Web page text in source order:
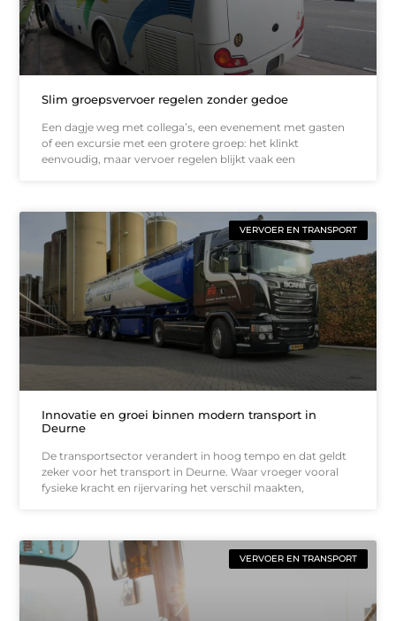
Slim groepsvervoer regelen zonder gedoe
Een dagje weg met collega’s, een evenement met gasten
of een excursie met een grotere groep: het klinkt
eenvoudig, maar vervoer regelen blijkt vaak een
VERVOER EN TRANSPORT
Innovatie en groei binnen modern transport in
Deurne
De transportsector verandert in hoog tempo en dat geldt
zeker voor het transport in Deurne. Waar vroeger vooral
fysieke kracht en rijervaring het verschil maakten,
VERVOER EN TRANSPORT